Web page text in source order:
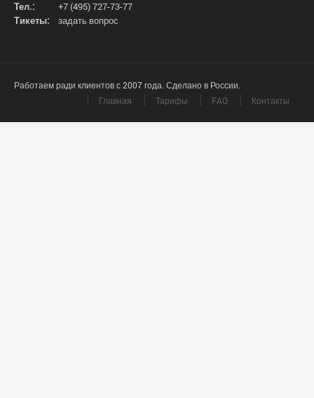
Тел.:
+7 (495) 727-73-77
Тикеты:
задать вопрос
Работаем ради клиентов с 2007 года. Сделано в России.
Главная
Тарифы FAQ Контакты